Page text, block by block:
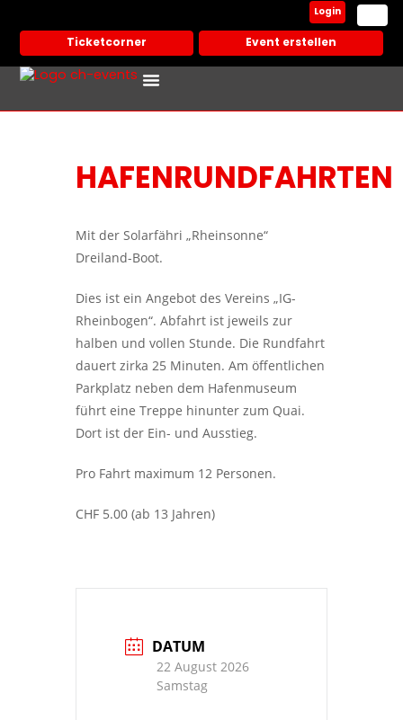
Ticketcorner Event erstellen
Login
HAFENRUNDFAHRTEN
Mit der Solarfähri „Rheinsonne“
Dreiland-Boot.
Dies ist ein Angebot des Vereins „IG-
Rheinbogen“. Abfahrt ist jeweils zur
halben und vollen Stunde. Die Rundfahrt
dauert zirka 25 Minuten. Am öffentlichen
Parkplatz neben dem Hafenmuseum
führt eine Treppe hinunter zum Quai.
Dort ist der Ein- und Ausstieg.
Pro Fahrt maximum 12 Personen.
CHF 5.00 (ab 13 Jahren)
DATUM
22 August 2026
Samstag